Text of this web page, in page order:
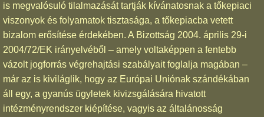
is megvalósuló tilalmazását tartják kívánatosnak a tőkepiaci
viszonyok és folyamatok tisztasága, a tőkepiacba vetett
bizalom erősítése érdekében. A Bizottság 2004. április 29-i
2004/72/EK irányelvéből – amely voltaképpen a fentebb
vázolt jogforrás végrehajtási szabályait foglalja magában –
már az is kiviláglik, hogy az Európai Uniónak szándékában
áll egy, a gyanús ügyletek kivizsgálására hivatott
intézményrendszer kiépítése, vagyis az általánosság